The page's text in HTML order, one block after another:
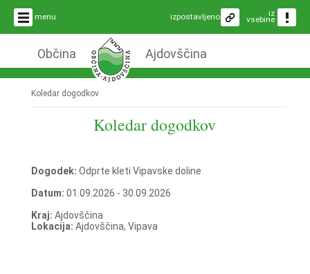
menu iz
vsebine
izpostavljeno
Občina Ajdovščina
Koledar dogodkov
Koledar dogodkov
Dogodek: Odprte kleti Vipavske doline
Datum: 01.09.2026 - 30.09.2026
Kraj: Ajdovščina
Lokacija: Ajdovščina, Vipava